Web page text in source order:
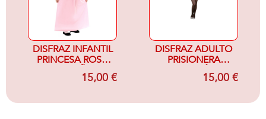
DISFRAZ INFANTIL
PRINCESA ROSA
10-12 AÑOS15,00 €
DISFRAZ ADULTO
PRISIONERA
CORAZÓN15,00 €